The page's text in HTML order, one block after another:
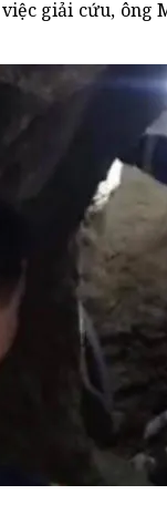
giải cứu, ông